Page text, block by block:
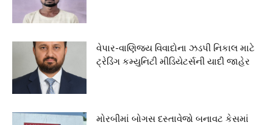
વેપાર-વાણિજ્ય વિવાદોના ઝડપી નિકાલ માટે
ટ્રેડિંગ કમ્યુનિટી મીડિયેટર્સની યાદી જાહેર
મોરબીમાં બોગસ દસ્તાવેજો બનાવટ કેસમાં